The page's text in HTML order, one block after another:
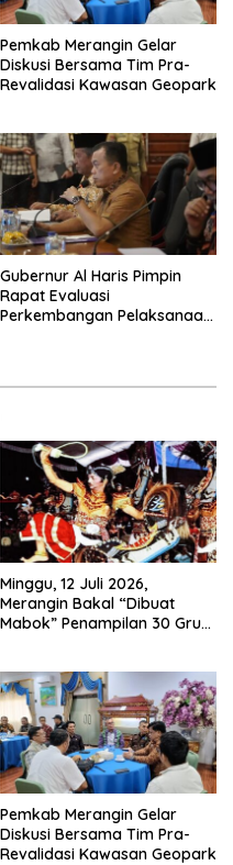
Pemkab Merangin Gelar
Diskusi Bersama Tim Pra-
Revalidasi Kawasan Geopark
Gubernur Al Haris Pimpin
Rapat Evaluasi
Perkembangan Pelaksanaan
Minggu, 12 Juli 2026,
Merangin Bakal “Dibuat
Mabok” Penampilan 30 Grup
Pemkab Merangin Gelar
Diskusi Bersama Tim Pra-
Revalidasi Kawasan Geopark